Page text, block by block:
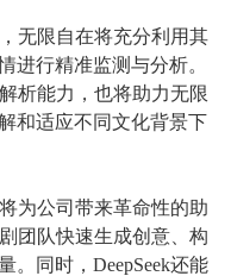
无限自在将充分利用其
进行精准监测与分析。
析能力，也将助力无限
和适应不同文化背景下
为公司带来革命性的助
团队快速生成创意、构
。同时，DeepSeek还能